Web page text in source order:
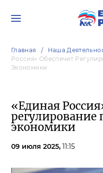
Главная Наша
Россия» Обеспечит
Экономики
«Единая
экономики
09 июля 2025, 11:15